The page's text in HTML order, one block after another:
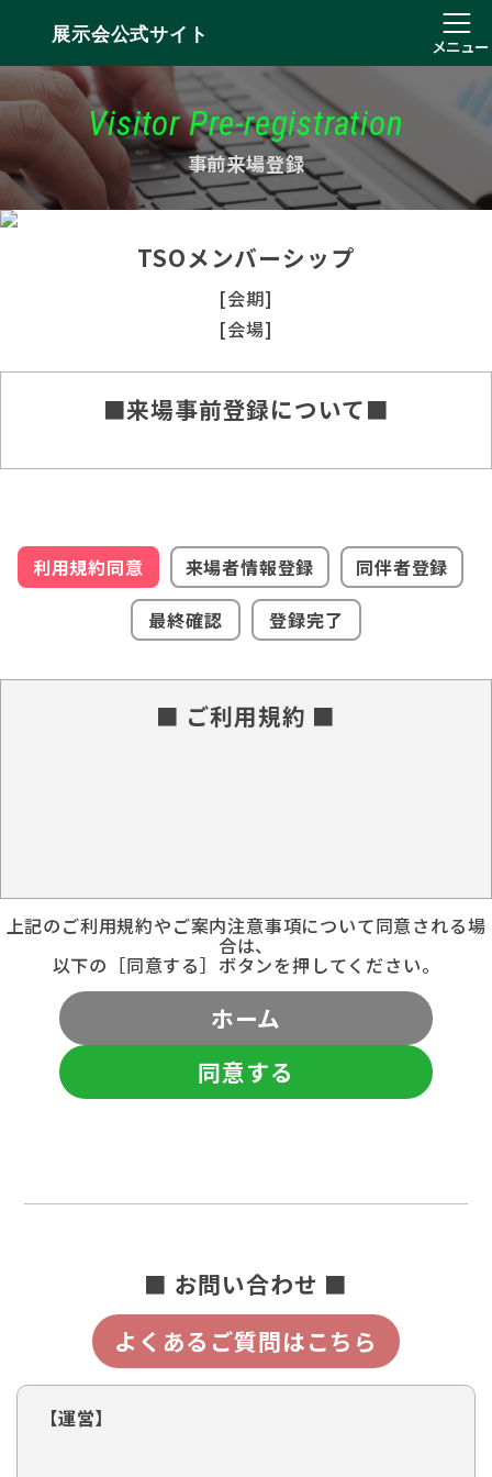
展示会公式サイト
メニュー
Visitor Pre-registration
事前来場登録
TSOメンバーシップ
[会期]
[会場]
■来場事前登録について■
利用規約同意 来場者情報登録
同伴者登録
最終確認
登録完了
■ ご利用規約 ■
上記のご利用規約やご案内注意事項について同意される場
合は、
以下の［同意する］ボタンを押してください。
ホーム
同意する
■ お問い合わせ ■
よくあるご質問はこちら
【運営】